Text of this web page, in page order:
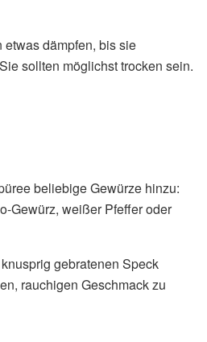
dämpfen, bis sie
sollten möglichst trocken sein.
beliebige Gewürze hinzu:
Gewürz, weißer Pfeffer oder
gebratenen Speck
rauchigen Geschmack zu